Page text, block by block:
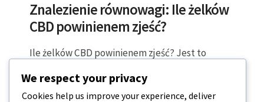
Znalezienie równowagi: Ile żelków
CBD powinienem zjeść?
Ile żelków CBD powinienem zjeść? Jest to
Wraz z rosnącą popularnością żelków CBD,…
We respect your privacy
Cookies help us improve your experience, deliver